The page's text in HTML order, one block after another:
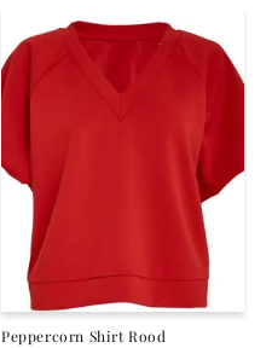
Peppercorn Shirt Rood